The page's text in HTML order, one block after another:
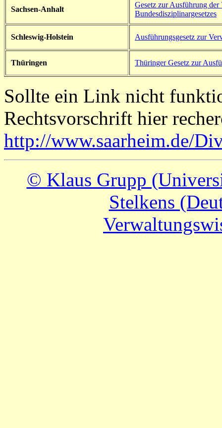
Sachsen-Anhalt
Gesetz zur Ausführung
Bundesdisziplinargesetzes
Schleswig-Holstein Ausführungsgesetz zur
Thüringen Thüringer Gesetz zur
Sollte ein Link nicht
Rechtsvorschrift hier
http://www.saarheim.de/
© Klaus Grupp
Stelkens